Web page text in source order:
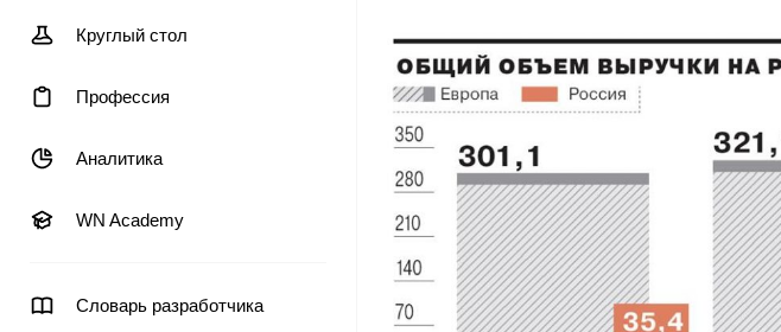
Круглый стол
Профессия
Аналитика
WN Academy
Словарь разработчика